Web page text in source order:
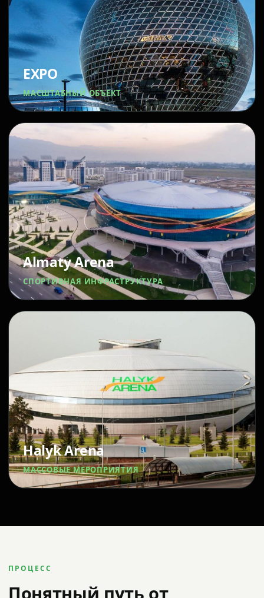
EXPO
МАСШТАБНЫЙ ОБЪЕКТ
Almaty Arena
СПОРТИВНАЯ ИНФРАСТРУКТУРА
Halyk Arena
МАССОВЫЕ МЕРОПРИЯТИЯ
ПРОЦЕСС
Понятный путь от